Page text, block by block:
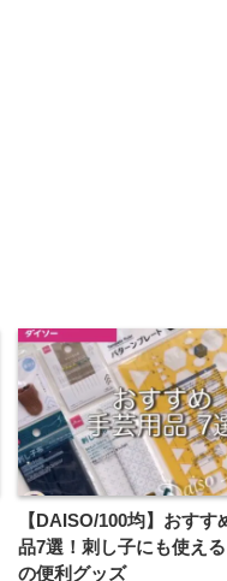
【DAISO/100均】おすす
品7選！刺し子にも使え
の便利グッズ